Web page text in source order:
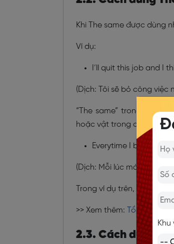
Khi The same được dùng
Ví dụ:
I’ll quit this job and I
(Dịch: Tôi sẽ bỏ công
“The same” trong
hoặc vật trong câu, cụ
Everytime I buy
(Dịch: Mỗi lúc mà tôi mua
Trong ví dụ trên, “the
>> Xem thêm: Tổng hợp
2.3. Cách dùng